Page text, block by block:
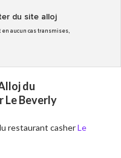
du site alloj
aucun cas transmises,
du
Le Beverly
restaurant casherLe